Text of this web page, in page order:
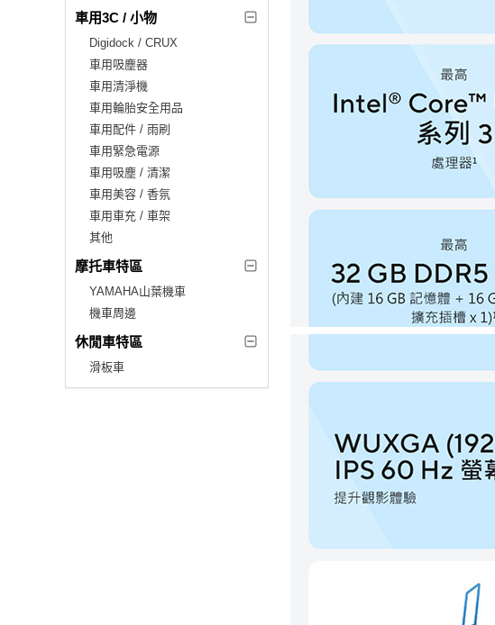
車用3C / 小物
Digidock / CRUX
車用吸塵器
車用清淨機
車用輪胎安全用品
車用配件 / 雨刷
車用緊急電源
車用吸塵 / 清潔
車用美容 / 香氛
車用車充 / 車架
其他
摩托車特區
YAMAHA山葉機車
機車周邊
休閒車特區
滑板車